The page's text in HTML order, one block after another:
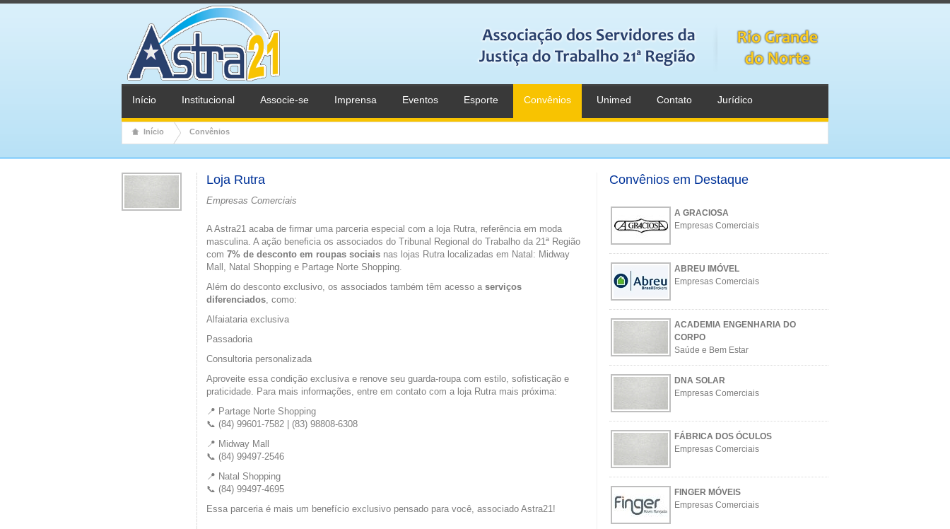
Início Institucional Associe-se Imprensa Eventos Esporte Convênios Unimed Contato Jurídico
Início Convênios
Loja Rutra
Empresas Comerciais
A Astra21 acaba de firmar uma parceria especial com a loja Rutra, referência em moda
masculina. A ação beneficia os associados do Tribunal Regional do Trabalho da 21ª Região
com 7% de desconto em roupas sociais nas lojas Rutra localizadas em Natal: Midway
Mall, Natal Shopping e Partage Norte Shopping.
Além do desconto exclusivo, os associados também têm acesso a serviços
diferenciados, como:
Alfaiataria exclusiva
Passadoria
Consultoria personalizada
Aproveite essa condição exclusiva e renove seu guarda-roupa com estilo, sofisticação e
praticidade. Para mais informações, entre em contato com a loja Rutra mais próxima:
📍 Partage Norte Shopping
📞 (84) 99601-7582 | (83) 98808-6308
📍 Midway Mall
📞 (84) 99497-2546
📍 Natal Shopping
📞 (84) 99497-4695
Essa parceria é mais um benefício exclusivo pensado para você, associado Astra21!
Convênios em Destaque
A GRACIOSA
Empresas Comerciais
ABREU IMÓVEL
Empresas Comerciais
ACADEMIA ENGENHARIA DO
CORPO
Saúde e Bem Estar
DNA SOLAR
Empresas Comerciais
FÁBRICA DOS ÓCULOS
Empresas Comerciais
FINGER MÓVEIS
Empresas Comerciais